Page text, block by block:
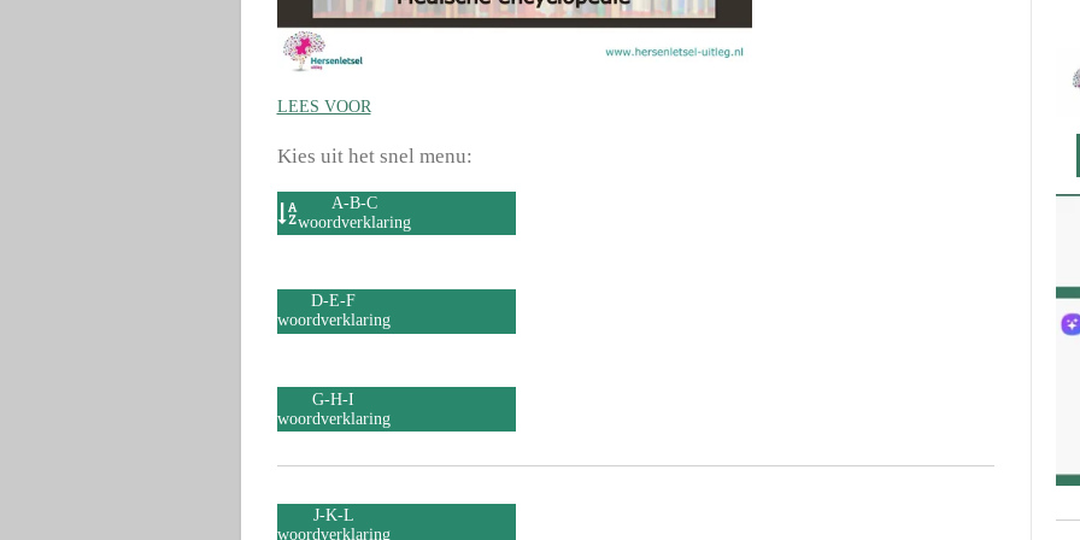
LEES VOOR
Kies uit het snel menu:
A-B-C
woordverklaring
D-E-F
woordverklaring
G-H-I
woordverklaring
J-K-L
woordverklaring